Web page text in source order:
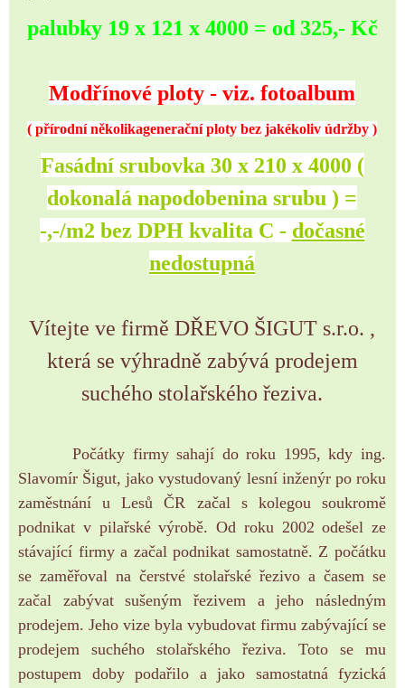
palubky 19 x 121 x 4000 = od 325,- Kč
Modřínové ploty - viz. fotoalbum
( přírodní několikagenerační ploty bez jakékoliv údržby )
Fasádní srubovka 30 x 210 x 4000 (
dokonalá napodobenina srubu ) =
-,-/m2 bez DPH kvalita C - dočasné
nedostupná
Vítejte ve firmě DŘEVO ŠIGUT s.r.o. ,
která se výhradně zabývá prodejem
suchého stolařského řeziva.
Počátky firmy sahají do roku 1995, kdy ing.
Slavomír Šigut, jako vystudovaný lesní inženýr po roku
zaměstnání u Lesů ČR začal s kolegou soukromě
podnikat v pilařské výrobě. Od roku 2002 odešel ze
stávající firmya začal podnikat samostatně. Z počátku
se zaměřoval na čerstvé stolařské řezivo a časem se
začal zabývat sušeným řezivem a jeho následným
prodejem. Jeho vize byla vybudovat firmu zabývající se
prodejem suchého stolařského řeziva. Toto se mu
postupem doby podařilo a jako samostatná fyzická